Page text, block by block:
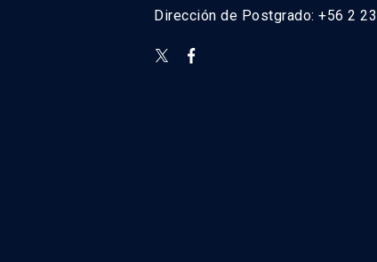
Dirección de Postgrado: +56 2